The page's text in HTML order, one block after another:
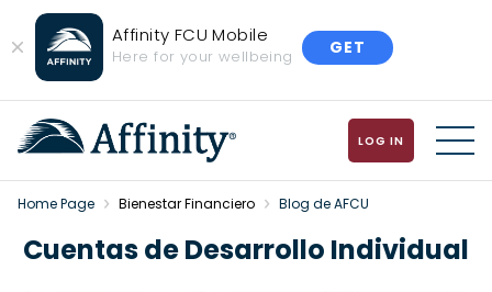
Close
Banner
Affinity FCU Mobile
Here for your wellbeing GET
MENU
LOG IN
Home Page Bienestar Financiero Blog de AFCU
Cuentas de Desarrollo Individual